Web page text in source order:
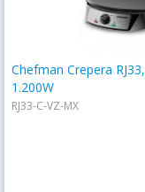
Chefman Crepera
1.200W
RJ33-C-VZ-MX